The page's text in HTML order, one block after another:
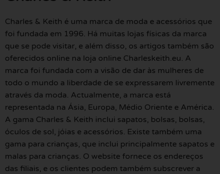
Charles & Keith é uma marca de moda e acessórios que
foi fundada em 1996. Há muitas lojas físicas da marca
que se pode visitar, e além disso, os artigos também são
oferecidos online na loja online Charleskeith.eu. A
marca foi fundada com a visão de dar às mulheres de
todo o mundo a liberdade de se expressarem livremente
através da moda. Actualmente, a marca está
representada na Ásia, Europa, Médio Oriente e América.
A gama Charles & Keith inclui sapatos, bolsas, bolsas,
óculos de sol, jóias e acessórios. Existe também uma
gama para crianças, que inclui principalmente sapatos e
malas para crianças. O website fornece os endereços
das filiais, e os clientes podem também subscrever a